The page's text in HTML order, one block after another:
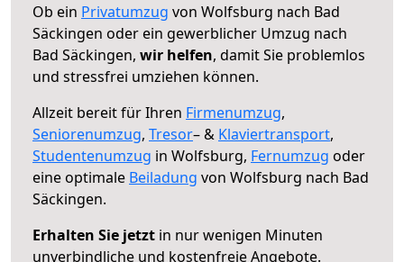
Ob ein Privatumzug von Wolfsburg nach Bad
Säckingen oder ein gewerblicher Umzug nach
Bad Säckingen, wir helfen, damit Sie problemlos
und stressfrei umziehen können.
Allzeit bereit für Ihren Firmenumzug,
Seniorenumzug, Tresor– & Klaviertransport,
Studentenumzug in Wolfsburg, Fernumzug oder
eine optimale Beiladung von Wolfsburg nach Bad
Säckingen.
Erhalten Sie jetzt in nur wenigen Minuten
unverbindliche und kostenfreie Angebote.